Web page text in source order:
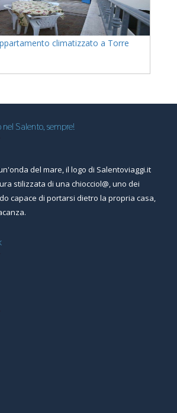
climatizzato a Torre
Salento, sempre!
del mare, il logo di Salentoviaggi.it
stilizzata di una chiocciol@, uno dei
capace di portarsi dietro la propria casa,